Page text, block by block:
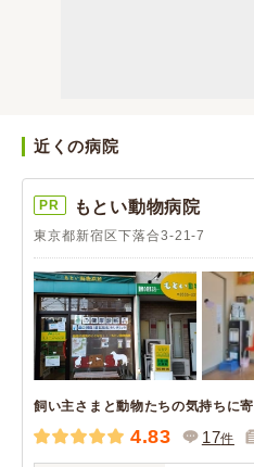
近くの病院
PR もとい動物病院
東京都新宿区下落合3-21-7
飼い主さまと動物たちの気持ちに
4.83 17件